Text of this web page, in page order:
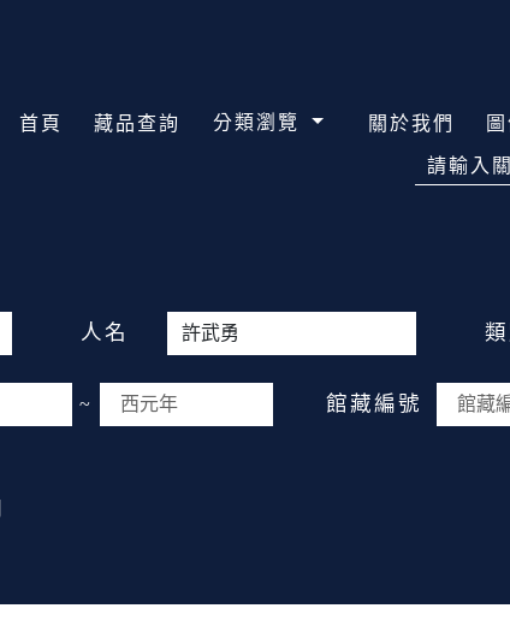
首頁 藏品查詢 分類瀏覽 關於我們
請輸入關
人名 類
~ 館藏編號